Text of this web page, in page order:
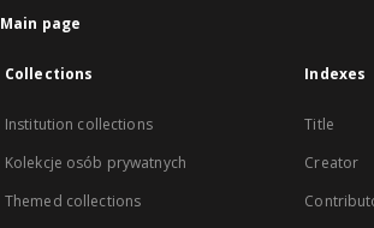
Main page
Collections
Institution collections
Kolekcje osób prywatnych
Themed collections
Indexes
Title
Creator